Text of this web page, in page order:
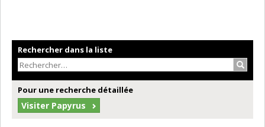
Rechercher dans la liste
Pour une recherche détaillée
Visiter Papyrus